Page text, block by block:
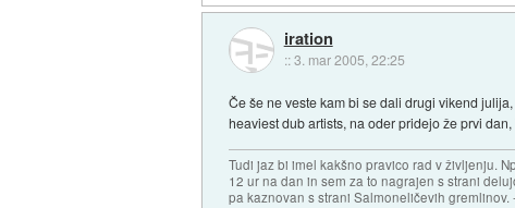
iration
::3. mar 2005, 22:25
Če še ne veste kam bi se dali drugi vikend
heaviest dub artists, na oder pridejo že prvi
Tudi jaz bi imel kakšno pravico rad v življenju.
12 ur na dan in sem za to nagrajen s strani
pa kaznovan s strani Salmoneličevih gremlinov.